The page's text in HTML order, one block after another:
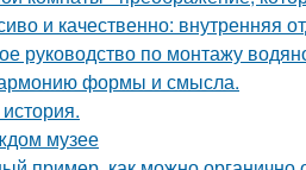
и качественно: внутренняя
руководство по монтажу
формы и смысла.
музее